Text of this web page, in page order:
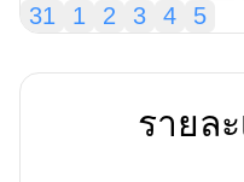
31
1 2 3 4 5
รายล